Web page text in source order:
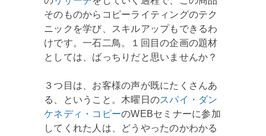
そのものからコピーライティングのテク
ニックを学び、スキルアップもできるわ
けです。一石二鳥。１回目の企画の題材
としては、ばっちりだと思いませんか？
３つ目は、お客様の声が既にたくさんあ
る、ということ。木曜日のスパイ・ダン
ケネディ・コピーのWEBセミナーに参加
してくれた人は、どうやったのかわかる